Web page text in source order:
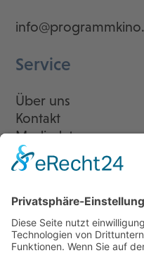
Service
Über uns
Kontakt
Mediadaten
Newsletter
LogIn
Legal
Impressum